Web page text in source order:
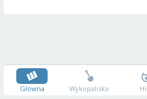
Główna Wykopalisko